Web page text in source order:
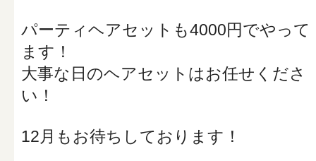
パーティヘアセットも4000円でやって
ます！
大事な日のヘアセットはお任せくださ
い！
12月もお待ちしております！